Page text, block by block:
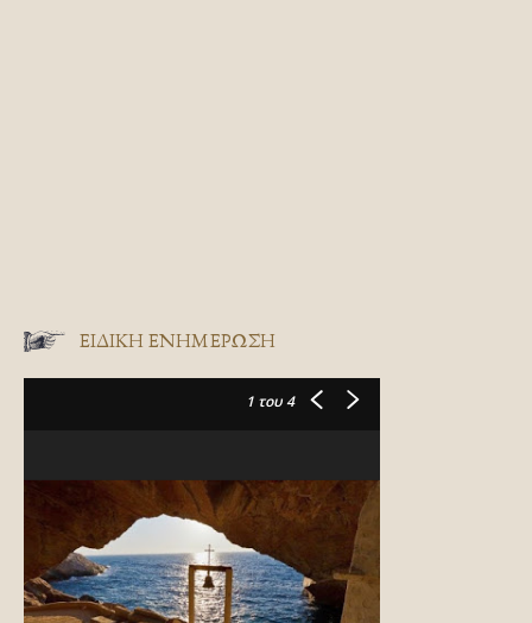
ΕΙΔΙΚΉ ΕΝΗΜΈΡΩΣΗ
1 του 4